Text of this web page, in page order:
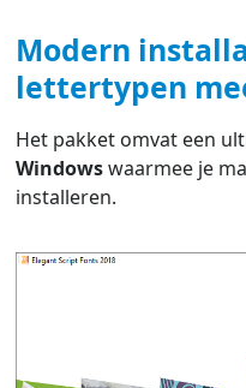
Modern
lettertypen
Het pakket omvat een
Windowswaarmee je
installeren.